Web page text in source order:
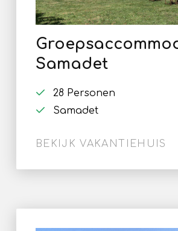
Samadet
28 Personen
Samadet
BEKIJK VAKANTIEHUIS